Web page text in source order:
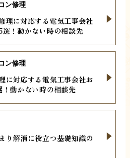
理に対応する電気工事会社
！動かない時の相談先
ン修理
に対応する電気工事会社お
動かない時の相談先
ン修理
り解消に役立つ基礎知識の